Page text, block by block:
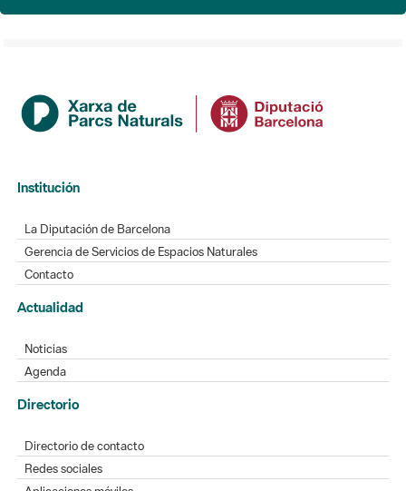
Institución
La Diputación de Barcelona
Gerencia de Servicios de Espacios Naturales
Contacto
Actualidad
Noticias
Agenda
Directorio
Directorio de contacto
Redes sociales